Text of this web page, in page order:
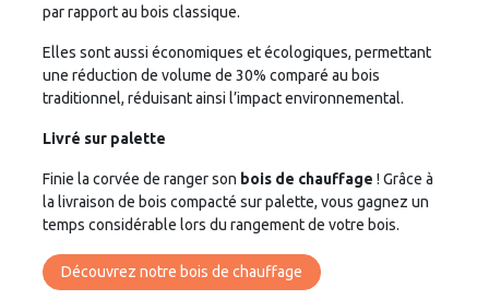
par rapport au bois classique.
Elles sont aussi économiques et écologiques, permettant
une réduction de volume de 30% comparé au bois
traditionnel, réduisant ainsi l’impact environnemental.
Livré sur palette
Finie la corvée de ranger son bois de chauffage ! Grâce à
la livraison de bois compacté sur palette, vous gagnez un
temps considérable lors du rangement de votre bois.
Découvrez notre bois de chauffage